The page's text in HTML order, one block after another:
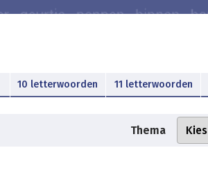
10 letterwoorden 11 letterwoorden
Thema